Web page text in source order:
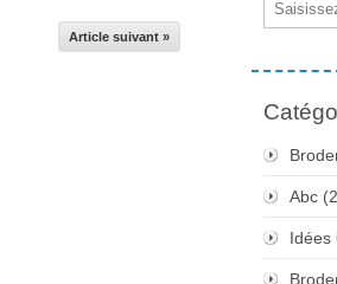
Article suivant »
Abc
Idées